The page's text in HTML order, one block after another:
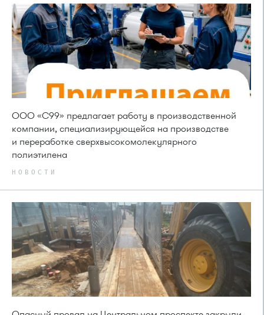
ООО «С99» предлагает работу в производственной
компании, специализирующейся на производстве
и переработке сверхвысокомолекулярного
полиэтилена
НОВОСТИ